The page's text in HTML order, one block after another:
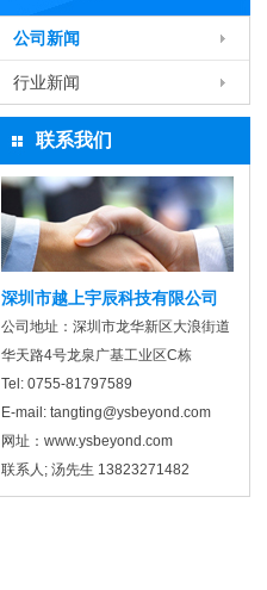
公司新闻
行业新闻
联系我们
深圳市越上宇辰科技有限公司
公司地址：深圳市龙华新区大浪街道
华天路4号龙泉广基工业区C栋
Tel: 0755-81797589
E-mail: tangting@ysbeyond.com
网址：www.ysbeyond.com
联系人; 汤先生 13823271482